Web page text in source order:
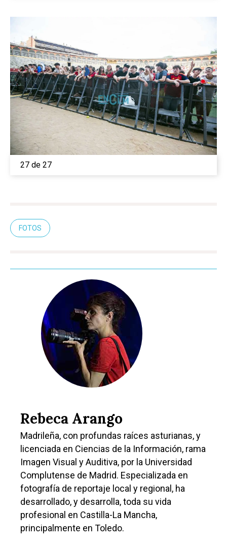
27 de 27
FOTOS
Rebeca Arango
Madrileña, con profundas raíces asturianas, y
licenciada en Ciencias de la Información, rama
Imagen Visual y Auditiva, por la Universidad
Complutense de Madrid. Especializada en
fotografía de reportaje local y regional, ha
desarrollado, y desarrolla, toda su vida
profesional en Castilla-La Mancha,
principalmente en Toledo.